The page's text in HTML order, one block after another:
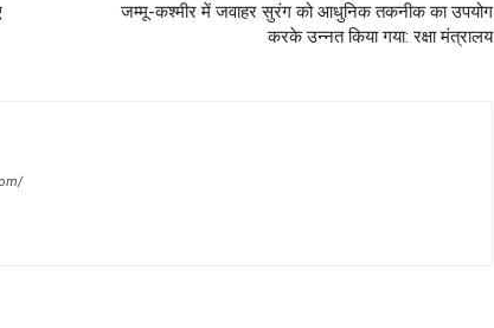
जम्मू-कश्मीर में जवाहर सुरंग को आधुनिक तकनीक का उपयोग
करके उन्नत किया गया: रक्षा मंत्रालय